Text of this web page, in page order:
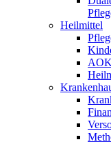
Heilmittel